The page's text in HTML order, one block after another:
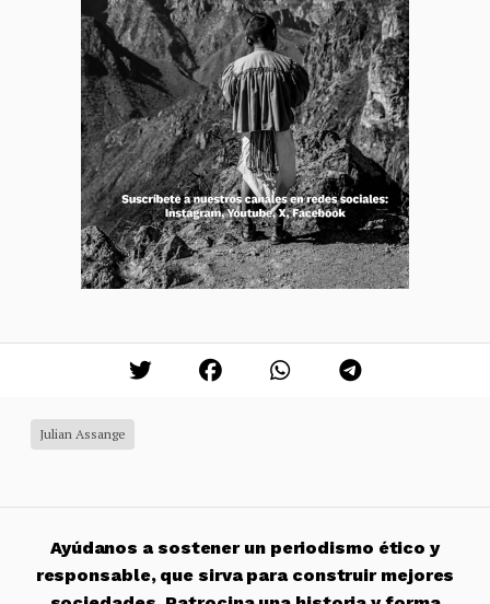
Julian Assange
Ayúdanos a sostener un periodismo ético y
responsable, que sirva para construir mejores